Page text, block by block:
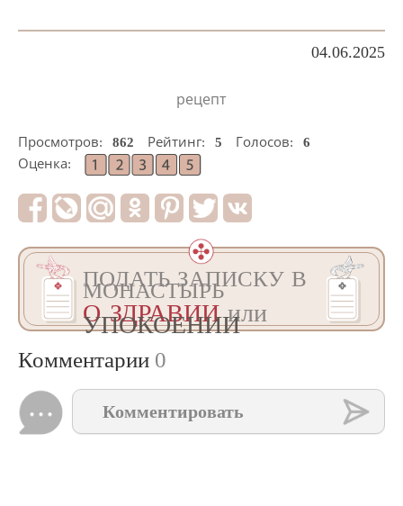
04.06.2025
рецепт
Просмотров: 862 Рейтинг: 5 Голосов:
6
Оценка:
ПОДАТЬ ЗАПИСКУ В
МОНАСТЫРЬ
О ЗДРАВИИили
УПОКОЕНИИ
Комментарии 0
Комментировать